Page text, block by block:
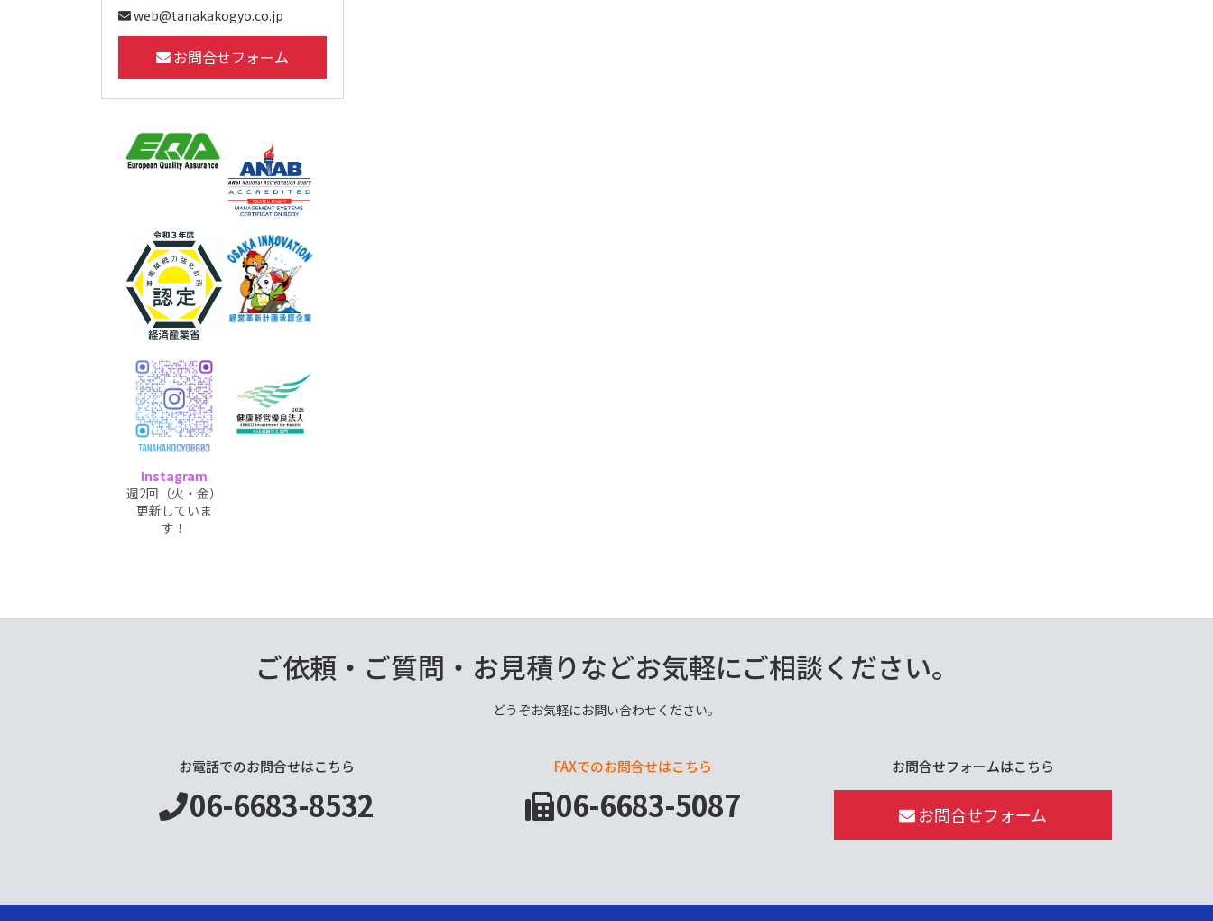
web@tanakakogyo.co.jp
お問合せフォーム
Instagram
週2回（火・金）
更新していま
す！
ご依頼・ご質問・お見積りなどお気軽にご相談ください。
どうぞお気軽にお問い合わせください。
お電話でのお問合せはこちら
06-6683-8532
FAXでのお問合せはこちら
06-6683-5087
お問合せフォームはこちら
お問合せフォーム